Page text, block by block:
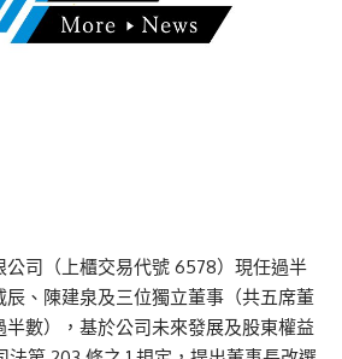
司（上櫃交易代號 6578）現任過半
、陳建泉及三位獨立董事（共五席董
數），基於公司未來發展及股東權益